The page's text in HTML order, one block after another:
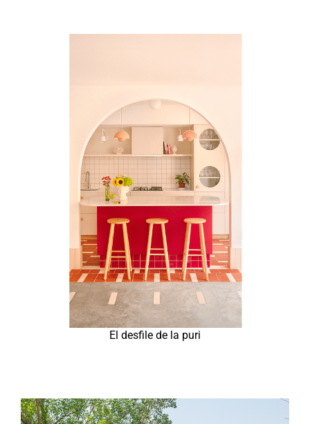
El desfile de la puri